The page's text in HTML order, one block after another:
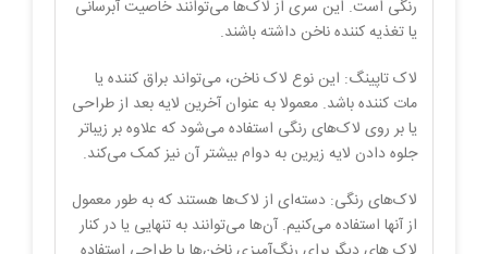
رنگی است. این سری از لاک‌ها می‌توانند خاصیت آبرسانی
یا تغذیه کننده ناخن داشته باشند.
لاک تاپینگ: این نوع لاک ناخن، می‌تواند براق کننده یا
مات کننده باشد. معمولا به عنوان آخرین لایه بعد از طراحی
یا بر روی لاک‌های رنگی استفاده می‌شود که علاوه بر زیباتر
جلوه دادن لایه زیرین به دوام بیشتر آن نیز کمک می‌کند.
لاک‌های رنگی: دسته‌ای از لاک‌ها هستند که به طور معمول
از آنها استفاده می‌کنیم. آن‌ها می‌توانند به تنهایی یا در کنار